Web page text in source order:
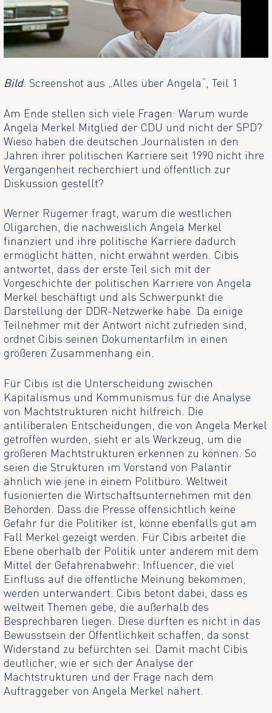
Bild: Screenshot aus „Alles über Angela“, Teil 1
Am Ende stellen sich viele Fragen: Warum wurde
Angela Merkel Mitglied der CDU und nicht der SPD?
Wieso haben die deutschen Journalisten in den
Jahren ihrer politischen Karriere seit 1990 nicht ihre
Vergangenheit recherchiert und öffentlich zur
Diskussion gestellt?
Werner Rügemer fragt, warum die westlichen
Oligarchen, die nachweislich Angela Merkel
finanziert und ihre politische Karriere dadurch
ermöglicht hätten, nicht erwähnt werden. Cibis
antwortet, dass der erste Teil sich mit der
Vorgeschichte der politischen Karriere von Angela
Merkel beschäftigt und als Schwerpunkt die
Darstellung der DDR-Netzwerke habe. Da einige
Teilnehmer mit der Antwort nicht zufrieden sind,
ordnet Cibis seinen Dokumentarfilm in einen
größeren Zusammenhang ein.
Für Cibis ist die Unterscheidung zwischen
Kapitalismus und Kommunismus für die Analyse
von Machtstrukturen nicht hilfreich. Die
antiliberalen Entscheidungen, die von Angela Merkel
getroffen wurden, sieht er als Werkzeug, um die
größeren Machtstrukturen erkennen zu können. So
seien die Strukturen im Vorstand von Palantir
ähnlich wie jene in einem Politbüro. Weltweit
fusionierten die Wirtschaftsunternehmen mit den
Behörden. Dass die Presse offensichtlich keine
Gefahr für die Politiker ist, könne ebenfalls gut am
Fall Merkel gezeigt werden. Für Cibis arbeitet die
Ebene oberhalb der Politik unter anderem mit dem
Mittel der Gefahrenabwehr: Influencer, die viel
Einfluss auf die öffentliche Meinung bekommen,
werden unterwandert. Cibis betont dabei, dass es
weltweit Themen gebe, die außerhalb des
Besprechbaren liegen. Diese dürften es nicht in das
Bewusstsein der Öffentlichkeit schaffen, da sonst
Widerstand zu befürchten sei. Damit macht Cibis
deutlicher, wie er sich der Analyse der
Machtstrukturen und der Frage nach dem
Auftraggeber von Angela Merkel nähert.